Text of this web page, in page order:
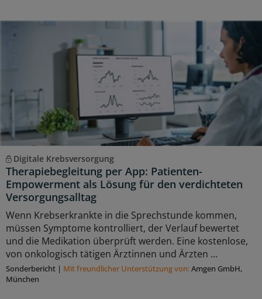
Digitale Krebsversorgung
Therapiebegleitung per App: Patienten-
Empowerment als Lösung für den verdichteten
Versorgungsalltag
Wenn Krebserkrankte in die Sprechstunde kommen,
müssen Symptome kontrolliert, der Verlauf bewertet
und die Medikation überprüft werden. Eine kostenlose,
von onkologisch tätigen Ärztinnen und Ärzten ...
Sonderbericht | Mit freundlicher Unterstützung von:Amgen GmbH,
München